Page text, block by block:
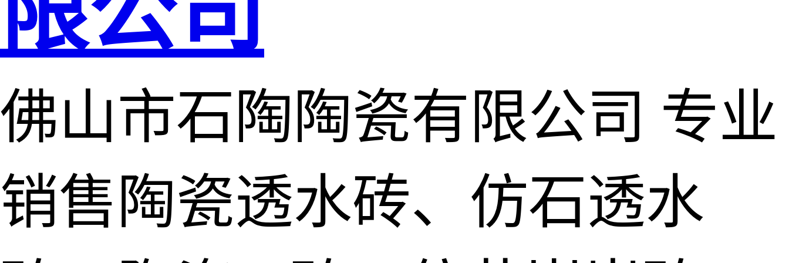
佛山市石陶陶瓷有限公司 专业
销售陶瓷透水砖、仿石透水